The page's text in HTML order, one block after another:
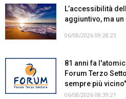
L’accessibilità
aggiuntivo, ma
06/08/2026 09:28:23
81 anni fa
Forum Terzo
sempre più vicino"
06/08/2026 08:39:21